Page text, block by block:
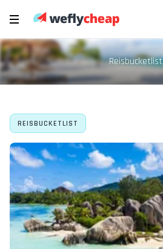
Reisbucketlist
REISBUCKETLIST